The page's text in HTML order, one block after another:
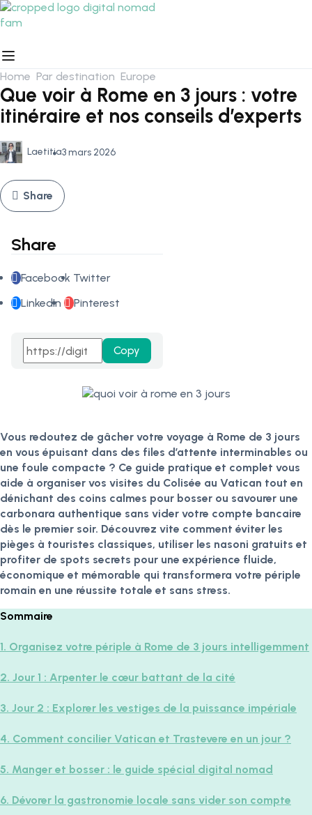
Home Par destination Europe
Que voir à Rome en 3 jours : votre
itinéraire et nos conseils d’experts
Laetitia3 mars 2026
Share
Share
Facebook Twitter
LinkedIn
Pinterest
Copy
Vous redoutez de gâcher votre voyage à Rome de 3 jours
en vous épuisant dans des files d’attente interminables ou
une foule compacte ? Ce guide pratique et complet vous
aide à organiser vos visites du Colisée au Vatican tout en
dénichant des coins calmes pour bosser ou savourer une
carbonara authentique sans vider votre compte bancaire
dès le premier soir. Découvrez vite comment éviter les
pièges à touristes classiques, utiliser les nasoni gratuits et
profiter de spots secrets pour une expérience fluide,
économique et mémorable qui transformera votre périple
romain en une réussite totale et sans stress.
Sommaire
1. Organisez votre périple à Rome de 3 jours intelligemment
2. Jour 1 : Arpenter le cœur battant de la cité
3. Jour 2 : Explorer les vestiges de la puissance impériale
4. Comment concilier Vatican et Trastevere en un jour ?
5. Manger et bosser : le guide spécial digital nomad
6. Dévorer la gastronomie locale sans vider son compte